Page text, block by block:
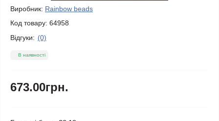
Виробник: Rainbow beads
Код товару: 64958
Відгуки: (0)
В наявності
673.00грн.